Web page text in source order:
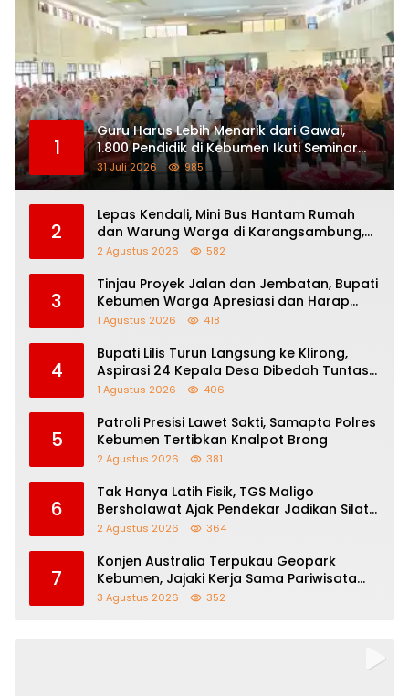
1
Guru Harus Lebih Menarik dari Gawai,
1.800 Pendidik di Kebumen Ikuti Seminar
Nasional “How To Be a Great Teacher”
31 Juli 2026 985
2
Lepas Kendali, Mini Bus Hantam Rumah
dan Warung Warga di Karangsambung,
Satu Orang Terluka
2 Agustus 2026 582
3
Tinjau Proyek Jalan dan Jembatan, Bupati
Kebumen Warga Apresiasi dan Harap
Perbaikan Berlanjut
1 Agustus 2026 418
4
Bupati Lilis Turun Langsung ke Klirong,
Aspirasi 24 Kepala Desa Dibedah Tuntas
Bersama Para Kepala Dinas
1 Agustus 2026 406
5
Patroli Presisi Lawet Sakti, Samapta Polres
Kebumen Tertibkan Knalpot Brong
2 Agustus 2026 381
6
Tak Hanya Latih Fisik, TGS Maligo
Bersholawat Ajak Pendekar Jadikan Silat
Sebagai Jalan Dakwah
2 Agustus 2026 364
7
Konjen Australia Terpukau Geopark
Kebumen, Jajaki Kerja Sama Pariwisata
hingga Pendidikan
3 Agustus 2026 352